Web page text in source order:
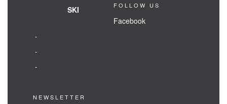
SKI
FOLLOW US
Facebook
-
-
-
NEWSLETTER